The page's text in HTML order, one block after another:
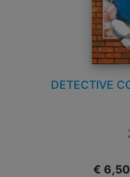
DETECTIVE
€ 6,50